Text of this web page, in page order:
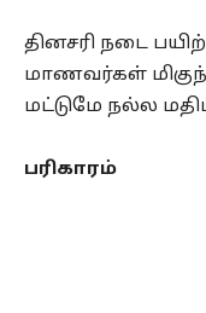
தினசரி நடை
மாணவர்கள்
மட்டுமே நல்ல
பரிகாரம்